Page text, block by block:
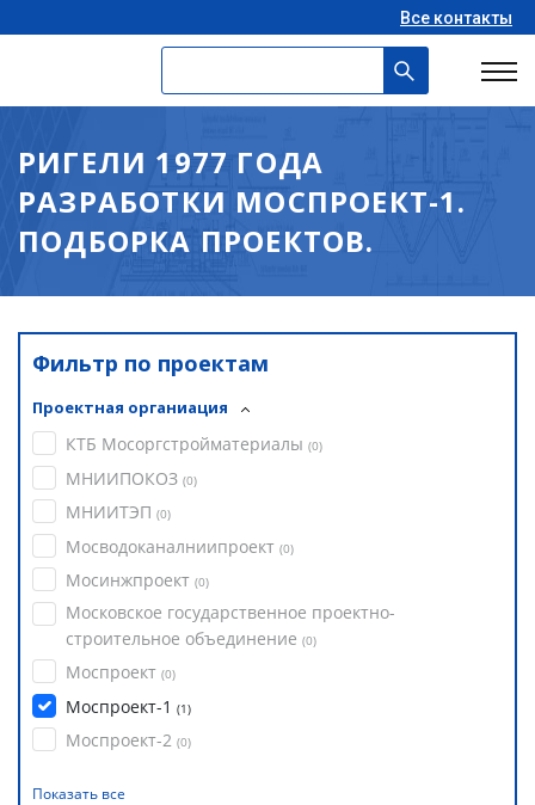
Все контакты
РИГЕЛИ 1977 ГОДА
РАЗРАБОТКИ МОСПРОЕКТ-1.
ПОДБОРКА ПРОЕКТОВ.
Фильтр по проектам
Проектная органиация
КТБ Мосоргстройматериалы (0)
МНИИПОКОЗ (0)
МНИИТЭП (0)
Мосводоканалниипроект (0)
Мосинжпроект (0)
Московское государственное проектно-
строительное объединение (0)
Моспроект (0)
Моспроект-1 (1)
Моспроект-2 (0)
Показать все